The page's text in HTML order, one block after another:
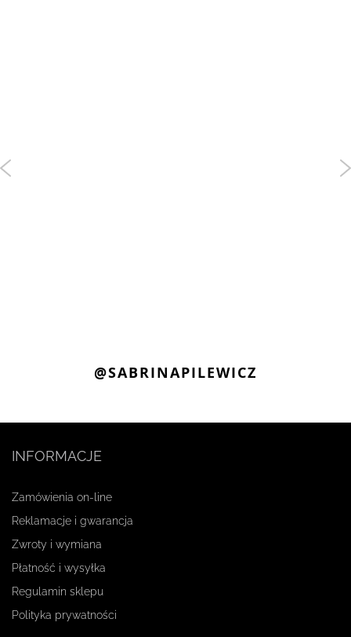
@SABRINAPILEWICZ
INFORMACJE
Zamówienia on-line
Reklamacje i gwarancja
Zwroty i wymiana
Płatność i wysyłka
Regulamin sklepu
Polityka prywatności